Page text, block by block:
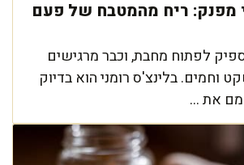
מפנק: ריח מהמטבח של פעם
לפתוח מחבת, וכבר מרגישים
וחמים. בלינצ'ס רומני הוא בדיוק
את ...